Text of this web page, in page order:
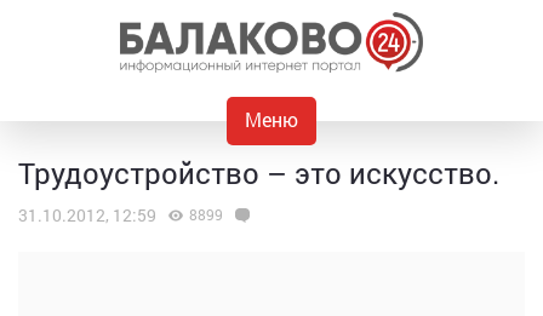
Меню
Трудоустройство – это искусство.
31.10.2012, 12:59 8899